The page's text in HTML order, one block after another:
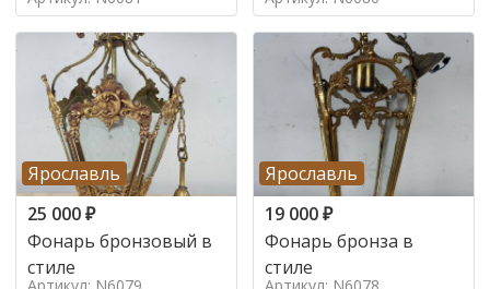
поднос в стиле
Ярославль
25 000₽
Фонарь бронзовый в
стиле
Ярославль
19 000₽
Фонарь бронза в
стиле